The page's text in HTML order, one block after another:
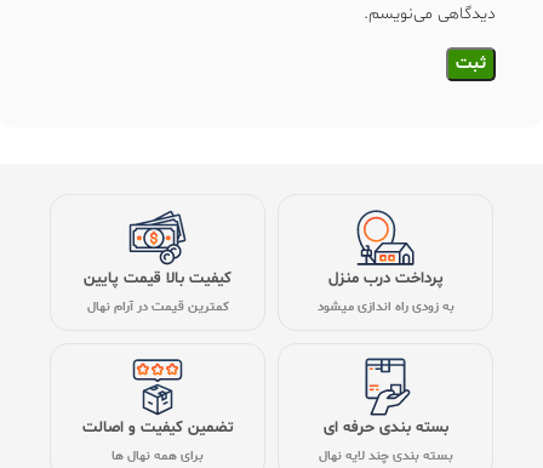
دیدگاهی می‌نویسم.
پرداخت درب منزل
به زودی راه اندازی میشود
کیفیت بالا قیمت پایین
کمترین قیمت در آرام نهال
بسته بندی حرفه ای
بسته بندی چند لایه نهال
تضمین کیفیت و اصالت
برای همه نهال ها